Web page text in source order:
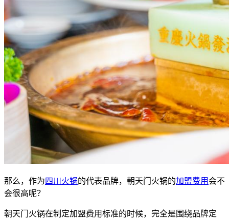
那么，作为四川火锅的代表品牌，朝天门火锅的加盟费用 会不
会很高呢？
朝天门火锅在制定加盟费用标准的时候，完全是围绕品牌定